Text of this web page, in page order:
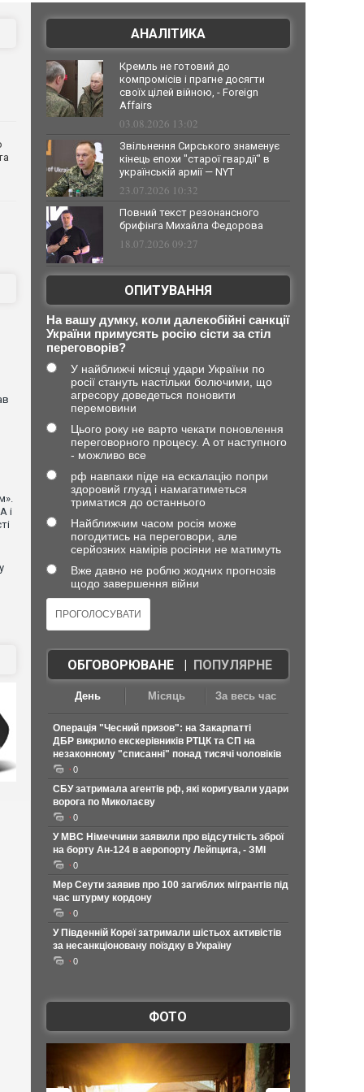
і
АНАЛІТИКА
Кремль не готовий до
компромісів і прагне досягти
своїх цілей війною, - Foreign
Affairs
03.08.2026 13:02
Звільнення Сирського знаменує
кінець епохи "старої гвардії" в
українській армії — NYT
23.07.2026 10:32
Повний текст резонансного
брифінга Михайла Федорова
18.07.2026 09:27
ОПИТУВАННЯ
На вашу думку, коли далекобійні санкції
України примусять росію сісти за стіл
переговорів?
У найближчі місяці удари України по
росії стануть настільки болючими, що
агресору доведеться поновити
перемовини
Цього року не варто чекати поновлення
переговорного процесу. А от наступного
- можливо все
рф навпаки піде на ескалацію попри
здоровий глузд і намагатиметься
триматися до останнього
Найближчим часом росія може
погодитись на переговори, але
серйозних намірів росіяни не матимуть
Вже давно не роблю жодних прогнозів
щодо завершення війни
ОБГОВОРЮВАНЕ| ПОПУЛЯРНЕ
День Місяць За весь час
Операція "Чесний призов": на Закарпатті
ДБР викрило екскерівників РТЦК та СП на
незаконному "списанні" понад тисячі чоловіків
0
СБУ затримала агентів рф, які коригували удари
ворога по Миколаєву
0
У МВС Німеччини заявили про відсутність зброї
на борту Ан-124 в аеропорту Лейпцига, - ЗМІ
0
Мер Сеути заявив про 100 загиблих мігрантів під
час штурму кордону
0
У Південній Кореї затримали шістьох активістів
за несанкціоновану поїздку в Україну
0
ФОТО